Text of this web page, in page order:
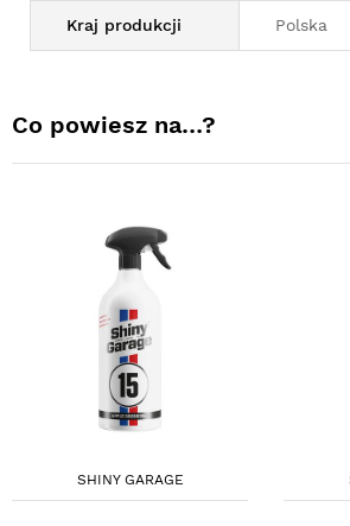
Kraj produkcji Polska
Co powiesz na…?
SHINY GARAGE